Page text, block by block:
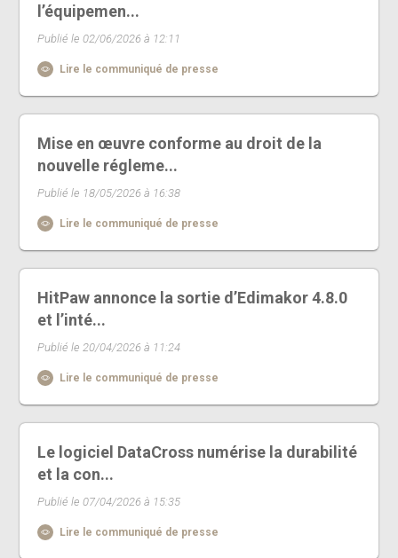
l’équipemen...
Publié le 02/06/2026 à 12:11
Lire le communiqué de presse
Mise en œuvre conforme au droit de la
nouvelle régleme...
Publié le 18/05/2026 à 16:38
Lire le communiqué de presse
HitPaw annonce la sortie d’Edimakor 4.8.0
et l’inté...
Publié le 20/04/2026 à 11:24
Lire le communiqué de presse
Le logiciel DataCross numérise la durabilité
et la con...
Publié le 07/04/2026 à 15:35
Lire le communiqué de presse